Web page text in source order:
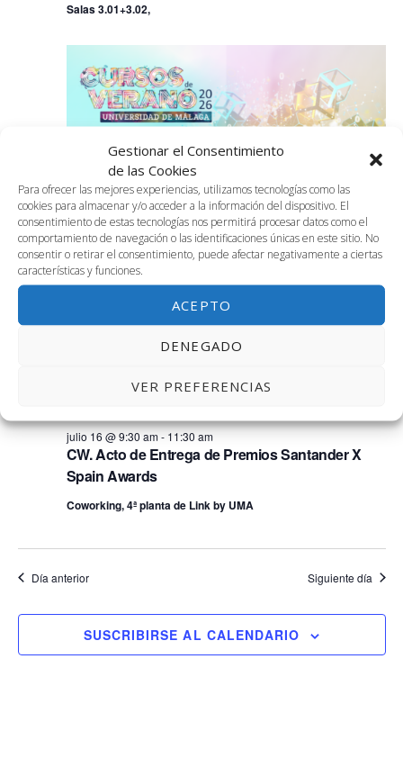
Gestionar el Consentimiento
de las Cookies
Para ofrecer las mejores experiencias, utilizamos tecnologías como las
cookies para almacenar y/o acceder a la información del dispositivo. El
consentimiento de estas tecnologías nos permitirá procesar datos como el
comportamiento de navegación o las identificaciones únicas en este sitio. No
consentir o retirar el consentimiento, puede afectar negativamente a ciertas
características y funciones.
ACEPTO
DENEGADO
VER PREFERENCIAS
julio,
2026
vistas
de
Salas 3.01+3.02,
S.A+2.02: Cursos Verano UMA 2026: Innovación
CW. Acto de Entrega de Premios Santander X
Spain Awards
julio 16 @ 9:30 am - 11:30 am
Coworking, 4ª planta de Link by UMA
Día anterior Siguiente día
SUSCRIBIRSE AL CALENDARIO